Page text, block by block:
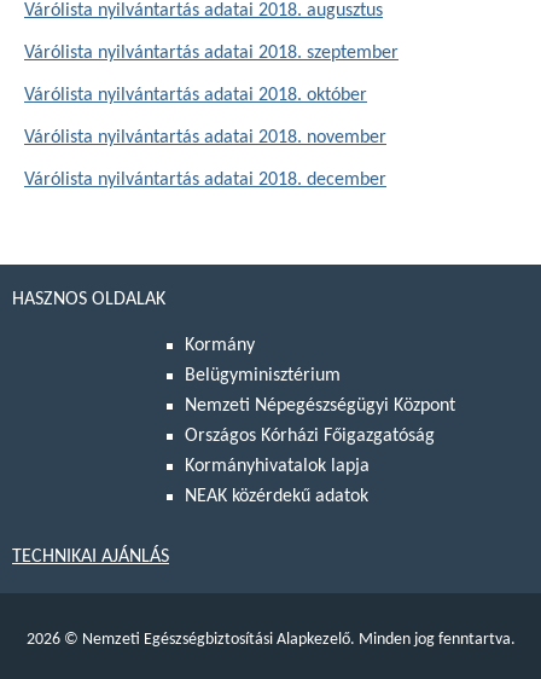
Várólista nyilvántartás adatai 2018. augusztus
Várólista nyilvántartás adatai 2018. szeptember
Várólista nyilvántartás adatai 2018. október
Várólista nyilvántartás adatai 2018. november
Várólista nyilvántartás adatai 2018. december
HASZNOS OLDALAK
Kormány
Belügyminisztérium
Nemzeti Népegészségügyi Központ
Országos Kórházi Főigazgatóság
Kormányhivatalok lapja
NEAK közérdekű adatok
TECHNIKAI AJÁNLÁS
2026 © Nemzeti Egészségbiztosítási Alapkezelő. Minden jog fenntartva.